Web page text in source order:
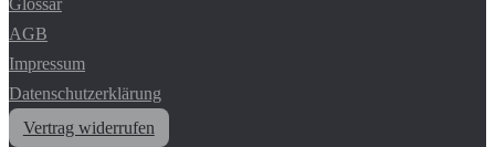
AGB
Impressum
Datenschutzerklärung
Vertrag widerrufen